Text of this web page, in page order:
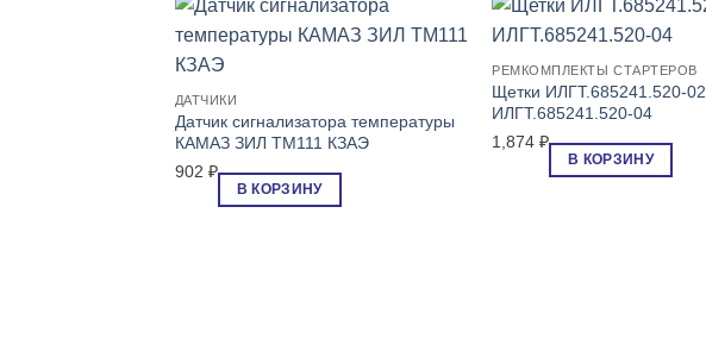
ДАТЧИКИ
Датчик сигнализатора температуры
КАМАЗ ЗИЛ ТМ111 КЗАЭ
902 ₽
В КОРЗИНУ
РЕМКОМПЛЕКТЫ СТАРТЕРОВ
Щетки ИЛГТ.685241.520-02,
ИЛГТ.685241.520-04
1,874₽
В КОРЗИНУ